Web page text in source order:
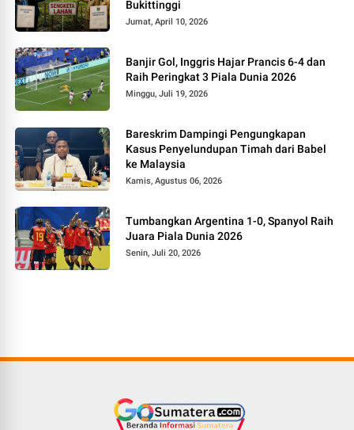
Bukittinggi
Jumat, April 10, 2026
Banjir Gol, Inggris Hajar Prancis 6-4 dan
Raih Peringkat 3 Piala Dunia 2026
Minggu, Juli 19, 2026
Bareskrim Dampingi Pengungkapan
Kasus Penyelundupan Timah dari Babel
ke Malaysia
Kamis, Agustus 06, 2026
Tumbangkan Argentina 1-0, Spanyol Raih
Juara Piala Dunia 2026
Senin, Juli 20, 2026